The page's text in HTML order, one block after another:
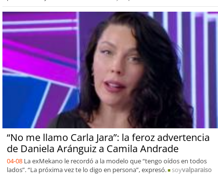
“No me llamo Carla Jara”: la feroz advertencia
de Daniela Aránguiz a Camila Andrade
04-08 La exMekano le recordó a la modelo que “tengo oídos en todos
lados”. “La próxima vez te lo digo en persona”, expresó.
soyvalparaiso